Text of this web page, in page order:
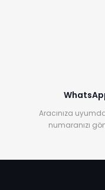
Aracınıza
numaranızı